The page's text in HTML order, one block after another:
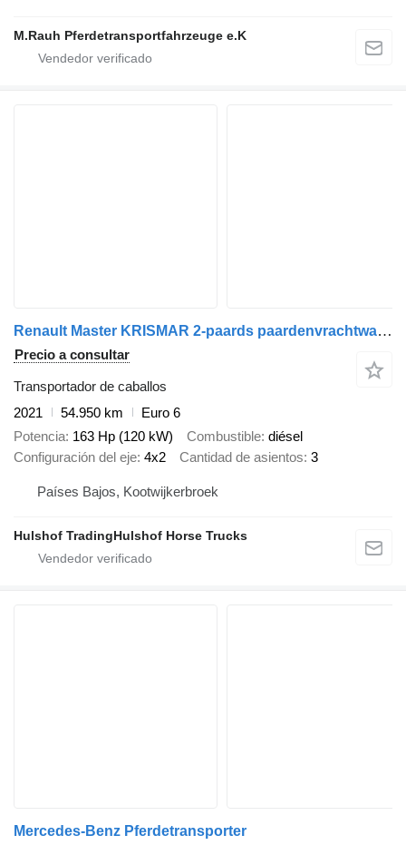
M.Rauh Pferdetransportfahrzeuge e.K
Renault Master KRISMAR 2-paards paardenvrachtwagen
Precio a consultar
Transportador de caballos
2021
54.950 km
Euro 6
Potencia 163 Hp (120 kW) Combustible diésel
Configuración del eje 4x2 Cantidad de asientos 3
Países Bajos, Kootwijkerbroek
Hulshof TradingHulshof Horse Trucks
Mercedes-Benz Pferdetransporter